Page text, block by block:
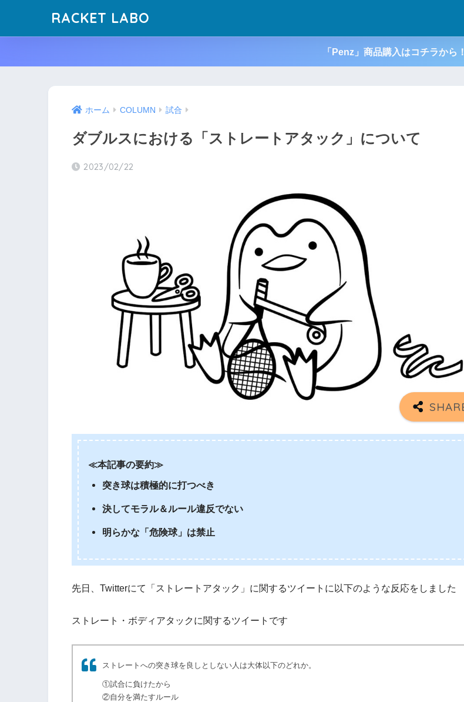
RACKET LABO
「Penz」商品購入はコチラから！
ホーム COLUMN 試合
ダブルスにおける「ストレートアタック」について
2023/02/22
≪本記事の要約≫
突き球は積極的に打つべき
決してモラル＆ルール違反でない
明らかな「危険球」は禁止
先日、Twitterにて「ストレートアタック」に関するツイートに以下のような反応をしました
ストレート・ボディアタックに関するツイートです
ストレートへの突き球を良しとしない人は大体以下のどれか。
①試合に負けたから
②自分を満たすルール